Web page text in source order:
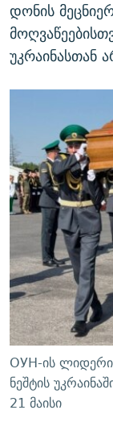
დონის
უკრაინასთან
ОУН-ის
ნეშტის
21 მაისი